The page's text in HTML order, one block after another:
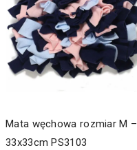
Mata węchowa rozmiar M –
33x33cm PS3103